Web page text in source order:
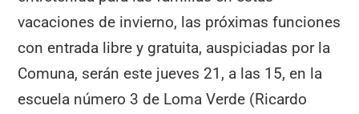
vacaciones de invierno, las próximas funciones
con entrada libre y gratuita, auspiciadas por la
Comuna, serán este jueves 21, a las 15, en la
escuela número 3 de Loma Verde (Ricardo